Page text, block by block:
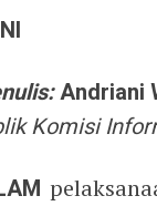
Andriani
Komisi